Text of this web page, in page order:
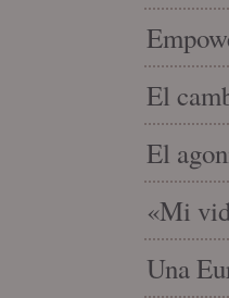
El
El
«Mi
Una